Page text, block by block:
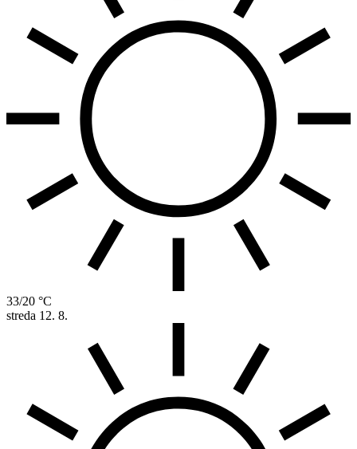
33/20 °C
streda 12. 8.